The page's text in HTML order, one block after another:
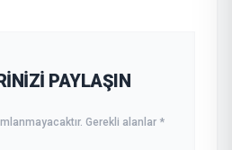
PAYLAŞIN
Gerekli alanlar *